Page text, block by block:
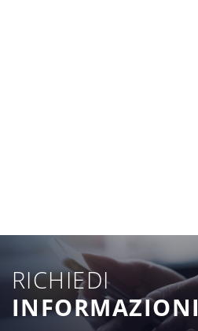
RICHIEDI
INFORMAZIONI